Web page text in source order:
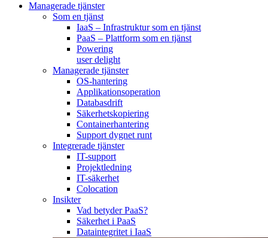
Managerade tjänster
Som en tjänst
IaaS – Infrastruktur som en tjänst
PaaS – Plattform som en tjänst
Powering
user delight
Managerade tjänster
OS-hantering
Applikationsoperation
Databasdrift
Säkerhetskopiering
Containerhantering
Support dygnet runt
Integrerade tjänster
IT-support
Projektledning
IT-säkerhet
Colocation
Insikter
Vad betyder PaaS?
Säkerhet i PaaS
Dataintegritet i IaaS